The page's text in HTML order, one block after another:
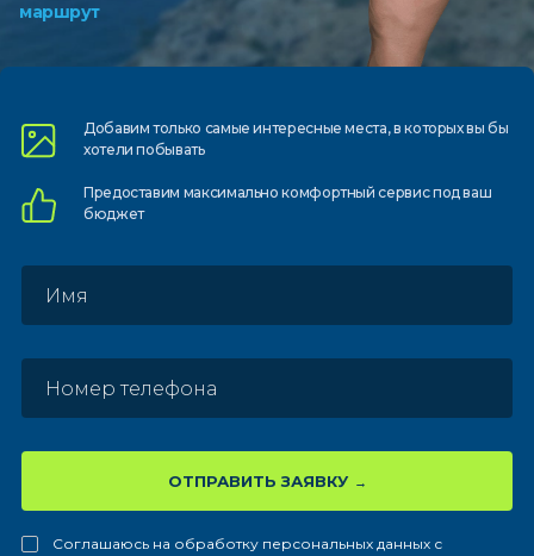
маршрут
Добавим только самыеинтересные места, в которыхвы бы
хотели побывать
Предоставим максимально комфортныйсервис под ваш
бюджет
ОТПРАВИТЬ ЗАЯВКУ
Соглашаюсь на обработку персональных данных с